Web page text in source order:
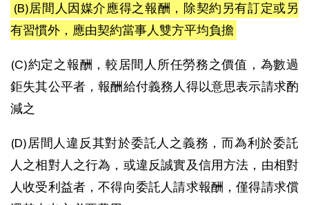
(B)居間人因媒介應得之報酬，除契約另有訂定或另
有習慣外，應由契約當事人雙方平均負擔
(C)約定之報酬，較居間人所任勞務之價值，為數過
鉅失其公平者，報酬給付義務人得以意思表示請求酌
減之
(D)居間人違反其對於委託人之義務，而為利於委託
人之相對人之行為，或違反誠實及信用方法，由相對
人收受利益者，不得向委託人請求報酬，僅得請求償